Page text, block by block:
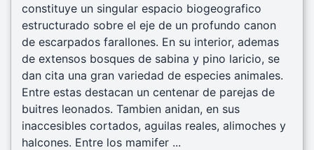
constituye un singular espacio biogeografico
estructurado sobre el eje de un profundo canon
de escarpados farallones. En su interior, ademas
de extensos bosques de sabina y pino laricio, se
dan cita una gran variedad de especies animales.
Entre estas destacan un centenar de parejas de
buitres leonados. Tambien anidan, en sus
inaccesibles cortados, aguilas reales, alimoches y
halcones. Entre los mamifer ...